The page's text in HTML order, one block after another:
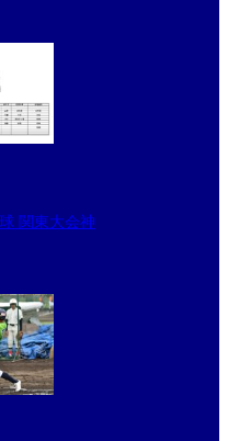
関東大会神